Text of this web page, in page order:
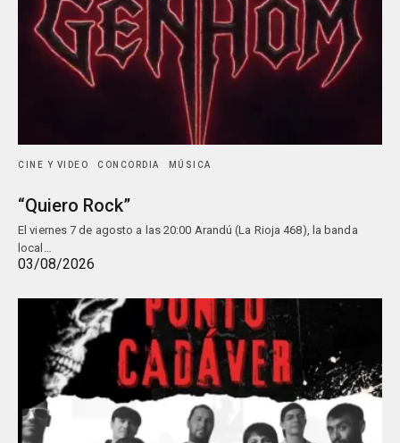
CINE Y VIDEO CONCORDIA MÚSICA
“Quiero Rock”
El viernes 7 de agosto a las 20:00 Arandú (La Rioja 468), la banda
local…
03/08/2026